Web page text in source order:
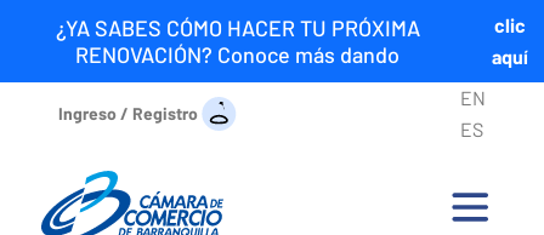
¿YA SABES CÓMO HACER TU PRÓXIMA
RENOVACIÓN? Conoce más dando
clic
aquí
Ingreso / Registro
EN
ES